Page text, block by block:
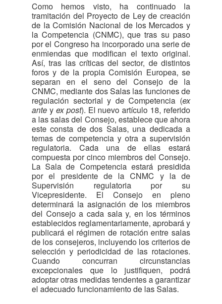
Como hemos visto, ha continuado la
tramitación del Proyecto de Ley de creación
de la Comisión Nacional de los Mercados y
la Competencia (CNMC), que tras su paso
por el Congreso ha incorporado una serie de
enmiendas que modifican el texto original.
Así, tras las críticas del sector, de distintos
foros y de la propia Comisión Europea, se
separan en el seno del Consejo de la
CNMC, mediante dos Salas las funciones de
regulación sectorial y de Competencia (ex
ante y ex post). El nuevo artículo 18, referido
a las salas del Consejo, establece que ahora
este consta de dos Salas, una dedicada a
temas de competencia y otra a supervisión
regulatoria. Cada una de ellas estará
compuesta por cinco miembros del Consejo.
La Sala de Competencia estará presidida
por el presidente de la CNMC y la de
Supervisión regulatoria por su
Vicepresidente. El Consejo en pleno
determinará la asignación de los miembros
del Consejo a cada sala y, en los términos
establecidos reglamentariamente, aprobará y
publicará el régimen de rotación entre salas
de los consejeros, incluyendo los criterios de
selección y periodicidad de las rotaciones.
Cuando concurran circunstancias
excepcionales que lo justifiquen, podrá
adoptar otras medidas tendentes a garantizar
el adecuado funcionamiento de las Salas.